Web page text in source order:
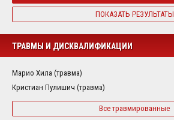
ПОКАЗАТЬ РЕЗУЛЬТАТЫ
ТРАВМЫ И ДИСКВАЛИФИКАЦИИ
Марио Хила (травма)
Кристиан Пулишич (травма)
Все травмированные